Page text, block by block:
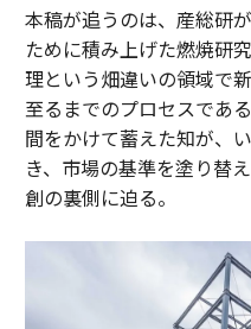
本稿が追うのは、産総研
ために積み上げた燃焼研
理という畑違いの領域で
至るまでのプロセスであ
間をかけて蓄えた知が、
き、市場の基準を塗り替
創の裏側に迫る。